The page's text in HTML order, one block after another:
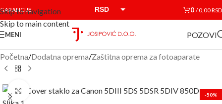
Skip to navigation
Skip to main content
GARANCIJE RSD 0 /0,00RSD
MENI POZOVI
Početna/Dodatna oprema/Zaštitna oprema za fotoaparate
-50%
Click to enlarge